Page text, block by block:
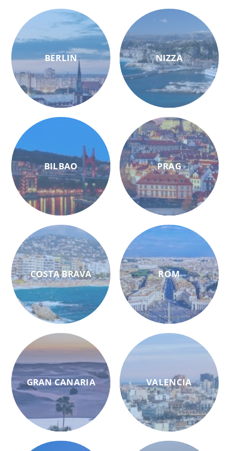
BERLIN
BILBAO
COSTA BRAVA
GRAN CANARIA
NIZZA
PRAG
ROM
VALENCIA